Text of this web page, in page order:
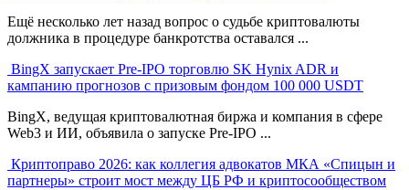
Ещё несколько лет назад вопрос о судьбе криптовалюты
должника в процедуре банкротства оставался ...
BingX запускает Pre-IPO торговлю SK Hynix ADR и
кампанию прогнозов с призовым фондом 100 000 USDT
BingX, ведущая криптовалютная биржа и компания в сфере
Web3 и ИИ, объявила о запуске Pre-IPO ...
Криптоправо 2026: как коллегия адвокатов МКА «Спицын и
партнеры» строит мост между ЦБ РФ и криптосообществом